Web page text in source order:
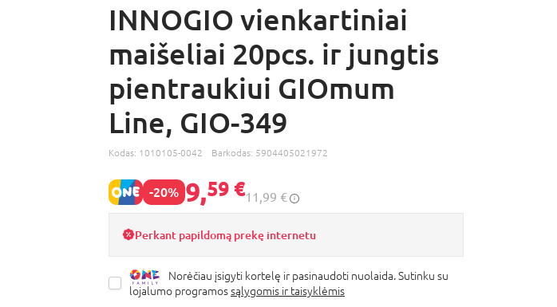
INNOGIO vienkartiniai
maišeliai 20pcs. ir jungtis
pientraukiui GIOmum
Line, GIO-349
Kodas: 1010105-0042 Barkodas: 5904405021972
-20% 9,59 €11,99 €
Perkant papildomą prekę internetu
Norėčiau įsigyti kortelę ir pasinaudoti nuolaida. Sutinku su
lojalumo programossąlygomis ir taisyklėmis